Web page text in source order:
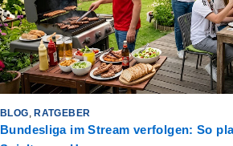
BLOG ,RATGEBER
Bundesliga im Stream verfolgen: So